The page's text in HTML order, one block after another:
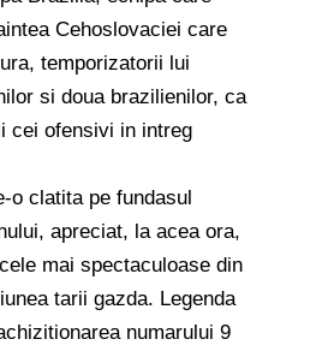
Cehoslovaciei care
temporizatorii lui
si doua brazilienilor, ca
cei ofensivi in intreg
o clatita pe fundasul
apreciat, la acea ora,
mai spectaculoase din
tarii gazda. Legenda
numarului 9